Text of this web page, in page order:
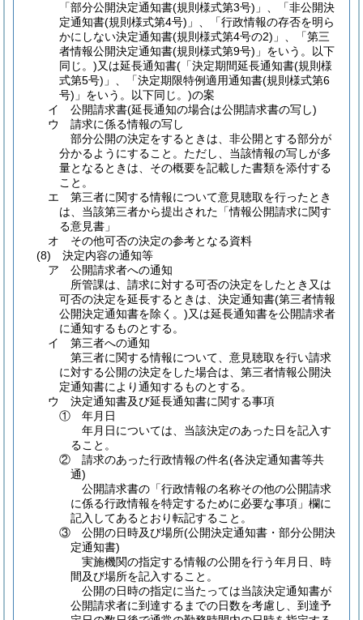
「部分公開決定通知書(規則様式第3号) 」、「非公開決
定通知書(規則様式第4号) 」、「行政情報の存否を明ら
かにしない決定通知書(規則様式第4号の2) 」、「第三
者情報公開決定通知書(規則様式第9号) 」をいう。以下
同じ。)又は延長通知書(「決定期間延長通知書(規則様
式第5号) 」、「決定期限特例適用通知書(規則様式第6
号) 」をいう。以下同じ。)の案
イ
公開請求書(延長通知の場合は公開請求書の写し)
ウ
請求に係る情報の写し
部分公開の決定をするときは、非公開とする部分が
分かるようにすること。ただし、当該情報の写しが多
量となるときは、その概要を記載した書類を添付する
こと。
エ
第三者に関する情報について意見聴取を行ったとき
は、当該第三者から提出された「情報公開請求に関す
る意見書」
オ
その他可否の決定の参考となる資料
(8)
決定内容の通知等
ア
公開請求者への通知
所管課は、請求に対する可否の決定をしたとき又は
可否の決定を延長するときは、決定通知書(第三者情報
公開決定通知書を除く。)又は延長通知書を公開請求者
に通知するものとする。
イ
第三者への通知
第三者に関する情報について、意見聴取を行い請求
に対する公開の決定をした場合は、第三者情報公開決
定通知書により通知するものとする。
ウ
決定通知書及び延長通知書に関する事項
①
年月日
年月日については、当該決定のあった日を記入す
ること。
②
請求のあった行政情報の件名(各決定通知書等共
通)
公開請求書の「行政情報の名称その他の公開請求
に係る行政情報を特定するために必要な事項」欄に
記入してあるとおり転記すること。
③
公開の日時及び場所(公開決定通知書・部分公開決
定通知書)
実施機関の指定する情報の公開を行う年月日、時
間及び場所を記入すること。
公開の日時の指定に当たっては当該決定通知書が
公開請求者に到達するまでの日数を考慮し、到達予